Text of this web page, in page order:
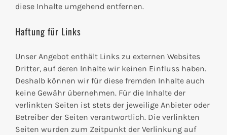
diese Inhalte umgehend entfernen.
Haftung für Links
Unser Angebot enthält Links zu externen Websites
Dritter, auf deren Inhalte wir keinen Einfluss haben.
Deshalb können wir für diese fremden Inhalte auch
keine Gewähr übernehmen. Für die Inhalte der
verlinkten Seiten ist stets der jeweilige Anbieter oder
Betreiber der Seiten verantwortlich. Die verlinkten
Seiten wurden zum Zeitpunkt der Verlinkung auf